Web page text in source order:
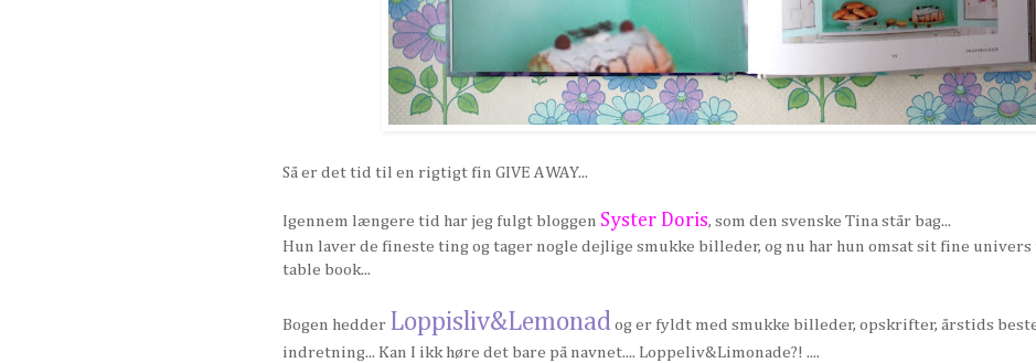
Så er det tid til en rigtigt fin GIVE AWAY...
Igennem længere tid har jeg fulgt bloggen Syster Doris, som den svenske Tina står bag...
Hun laver de fineste ting og tager nogle dejlige smukke billeder, og nu har hun omsat sit fine
table book...
Bogen hedder Loppisliv&Lemonad og er fyldt med smukke billeder, opskrifter, årstids
indretning... Kan I ikk høre det bare på navnet.... Loppeliv&Limonade?! ....